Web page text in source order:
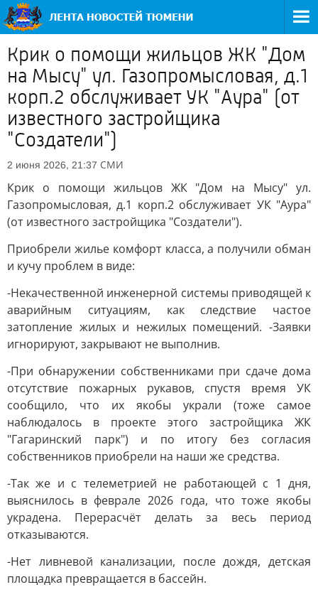
Крик о помощи жильцов ЖК "Дом
на Мысу" ул. Газопромысловая, д.1
корп.2 обслуживает УК "Аура" (от
известного застройщика
"Создатели")
2 июня 2026, 21:37 СМИ
Крик о помощи жильцов ЖК "Дом на Мысу" ул.
Газопромысловая, д.1 корп.2 обслуживает УК "Аура"
(от известного застройщика "Создатели").
Приобрели жилье комфорт класса, а получили обман
и кучу проблем в виде:
-Некачественной инженерной системы приводящей к
аварийным ситуациям, как следствие частое
затопление жилых и нежилых помещений. -Заявки
игнорируют, закрывают не выполнив.
-При обнаружении собственниками при сдаче дома
отсутствие пожарных рукавов, спустя время УК
сообщило, что их якобы украли (тоже самое
наблюдалось в проекте этого застройщика ЖК
"Гагаринский парк") и по итогу без согласия
собственников приобрели на наши же средства.
-Так же и с телеметрией не работающей с 1 дня,
выяснилось в феврале 2026 года, что тоже якобы
украдена. Перерасчёт делать за весь период
отказываются.
-Нет ливневой канализации, после дождя, детская
площадка превращается в бассейн.